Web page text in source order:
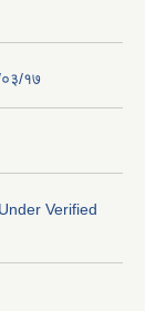
०३/१७
Under Verified